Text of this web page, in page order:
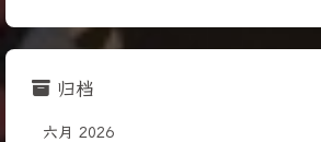
归档
六月 2026